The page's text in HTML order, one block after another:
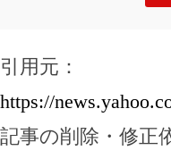
引用元：
https://
記事の削除・修正